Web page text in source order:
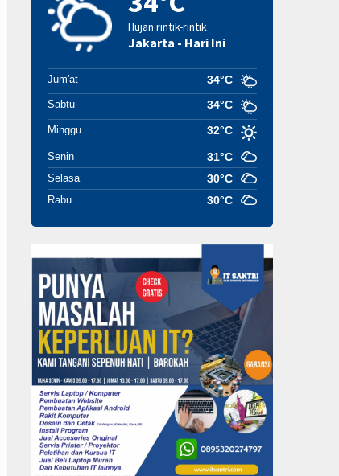
Hujan rintik-rintik
Jakarta - Hari Ini
Jum'at 34°C
Sabtu 34°C
Minggu 32°C
Senin 31°C
Selasa 30°C
Rabu 30°C